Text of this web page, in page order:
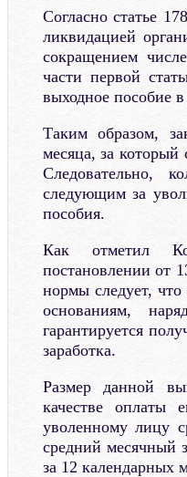
Согласно статье
ликвидацией
сокращением
части первой
выходное пособие в
Таким образом,
месяца, за который
Следовательно,
следующим за
пособия.
Как отметил
постановлении от
нормы следует,
основаниям,
гарантируется
заработка.
Размер данной
качестве оплаты
уволенному лицу
средний месячный
за 12 календарных